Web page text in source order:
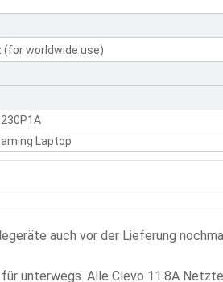
(for worldwide use)
Laptop
auch vor der Lieferung
unterwegs. Alle Clevo 11.8A